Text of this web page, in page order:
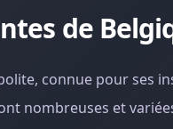
de
connue pour ses
nombreuses et